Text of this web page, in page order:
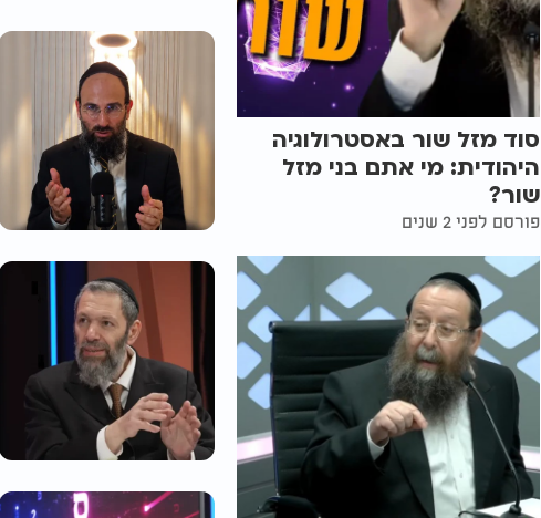
סוד מזל שור באסטרולוגיה
היהודית: מי אתם בני מזל
שור?
פורסם לפני 2 שנים